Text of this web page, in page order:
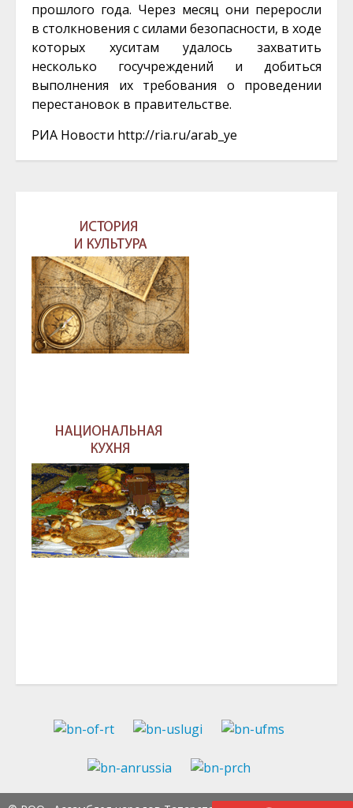
прошлого года. Через месяц они переросли
в столкновения с силами безопасности, в ходе
которых хуситам удалось захватить
несколько госучреждений и добиться
выполнения их требования о проведении
перестановок в правительстве.
РИА Новости http://ria.ru/arab_ye